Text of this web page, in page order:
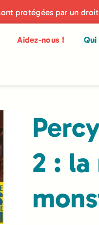
protégées par un
Aidez-nous ! Qui
2 : la